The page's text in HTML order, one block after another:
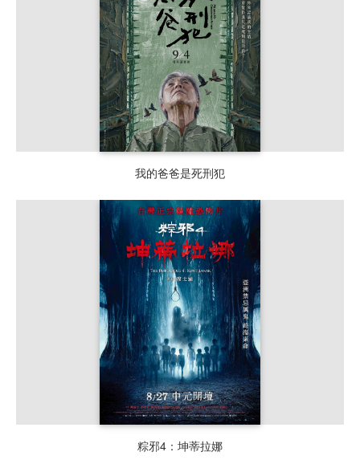
我的爸爸是死刑犯
粽邪4：坤蒂拉娜